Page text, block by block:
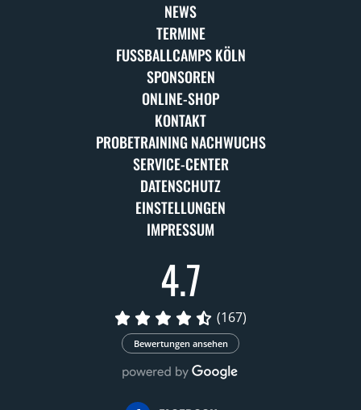
NEWS
TERMINE
FUSSBALLCAMPS KÖLN
SPONSOREN
ONLINE-SHOP
KONTAKT
PROBETRAINING NACHWUCHS
SERVICE-CENTER
DATENSCHUTZ
EINSTELLUNGEN
IMPRESSUM
4.7
(167)
Bewertungen ansehen